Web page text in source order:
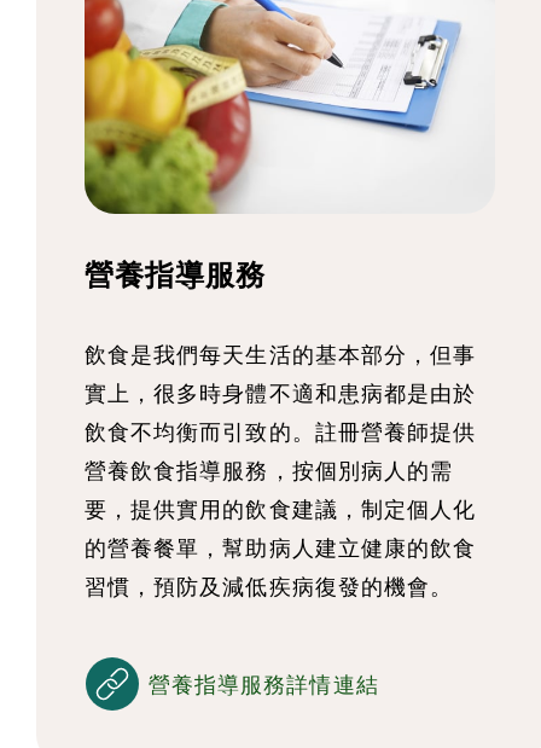
營養指導服務
飲食是我們每天生活的基本部分，但事
實上，很多時身體不適和患病都是由於
飲食不均衡而引致的。註冊營養師提供
營養飲食指導服務，按個別病人的需
要，提供實用的飲食建議，制定個人化
的營養餐單，幫助病人建立健康的飲食
習慣，預防及減低疾病復發的機會。
營養指導服務詳情連結